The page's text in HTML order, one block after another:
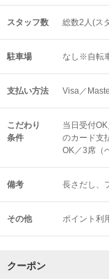
スタッフ数 総数2人(ス
駐車場 なし※自転
支払い方法 Visa／
こだわり
条件
当日受付
のカード支
OK／3席（
備考 長さだし、
その他 ポイント利
クーポン